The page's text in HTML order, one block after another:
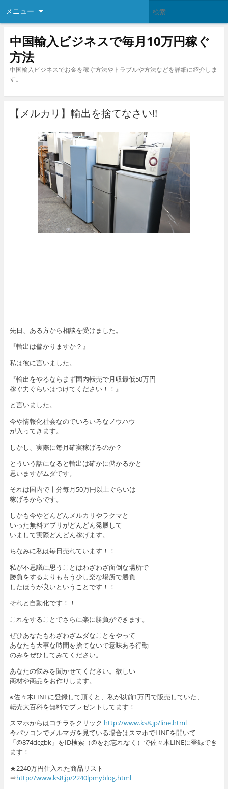
メニュー
中国輸入ビジネスで毎月10万円稼ぐ
方法
中国輸入ビジネスでお金を稼ぐ方法やトラブルや方法などを詳細に紹介しま
す。
【メルカリ】輸出を捨てなさい!!
先日、ある方から相談を受けました。
『輸出は儲かりますか？』
私は彼に言いました。
『輸出をやるならまず国内転売で月収最低50万円
稼ぐ力ぐらいはつけてください！！』
と言いました。
今や情報化社会なのでいろいろなノウハウ
が入ってきます。
しかし、実際に毎月確実稼げるのか？
とういう話になると輸出は確かに儲かるかと
思いますがムダです。
それは国内で十分毎月50万円以上ぐらいは
稼げるからです。
しかも今やどんどんメルカリやラクマと
いった無料アプリがどんどん発展して
いまして実際どんどん稼げます。
ちなみに私は毎日売れています！！
私が不思議に思うことはわざわざ面倒な場所で
勝負をするよりももう少し楽な場所で勝負
したほうが良いということです！！
それと自動化です！！
これをすることでさらに楽に勝負ができます。
ぜひあなたもわざわざムダなことをやって
あなたも大事な時間を捨てないで意味ある行動
のみをぜひしてみてください。
あなたの悩みを聞かせてください。欲しい
商材や商品をお作りします。
※佐々木LINEに登録して頂くと、私が以前1万円で販売していた、
転売大百科を無料でプレゼントしてます！
スマホからはコチラをクリック http://www.ks8.jp/line.html
今パソコンでメルマガを見ている場合はスマホでLINEを開いて
「@874dcgbk」をID検索（@をお忘れなく）で佐々木LINEに登録でき
ます！
★2240万円仕入れた商品リスト
⇒http://www.ks8.jp/2240lpmyblog.html